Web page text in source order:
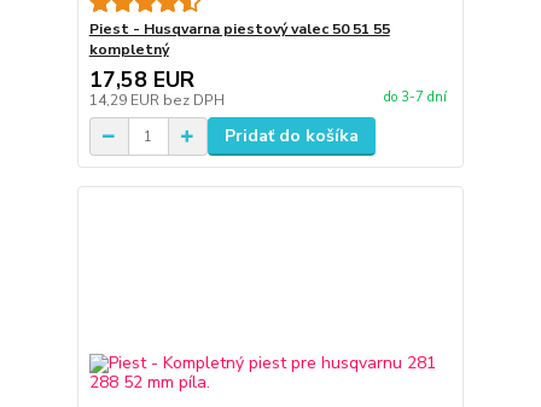
Piest - Husqvarna piestový valec 50 51 55
kompletný
17,58 EUR
14,29 EUR bez DPH do 3-7 dní
Pridať do košíka